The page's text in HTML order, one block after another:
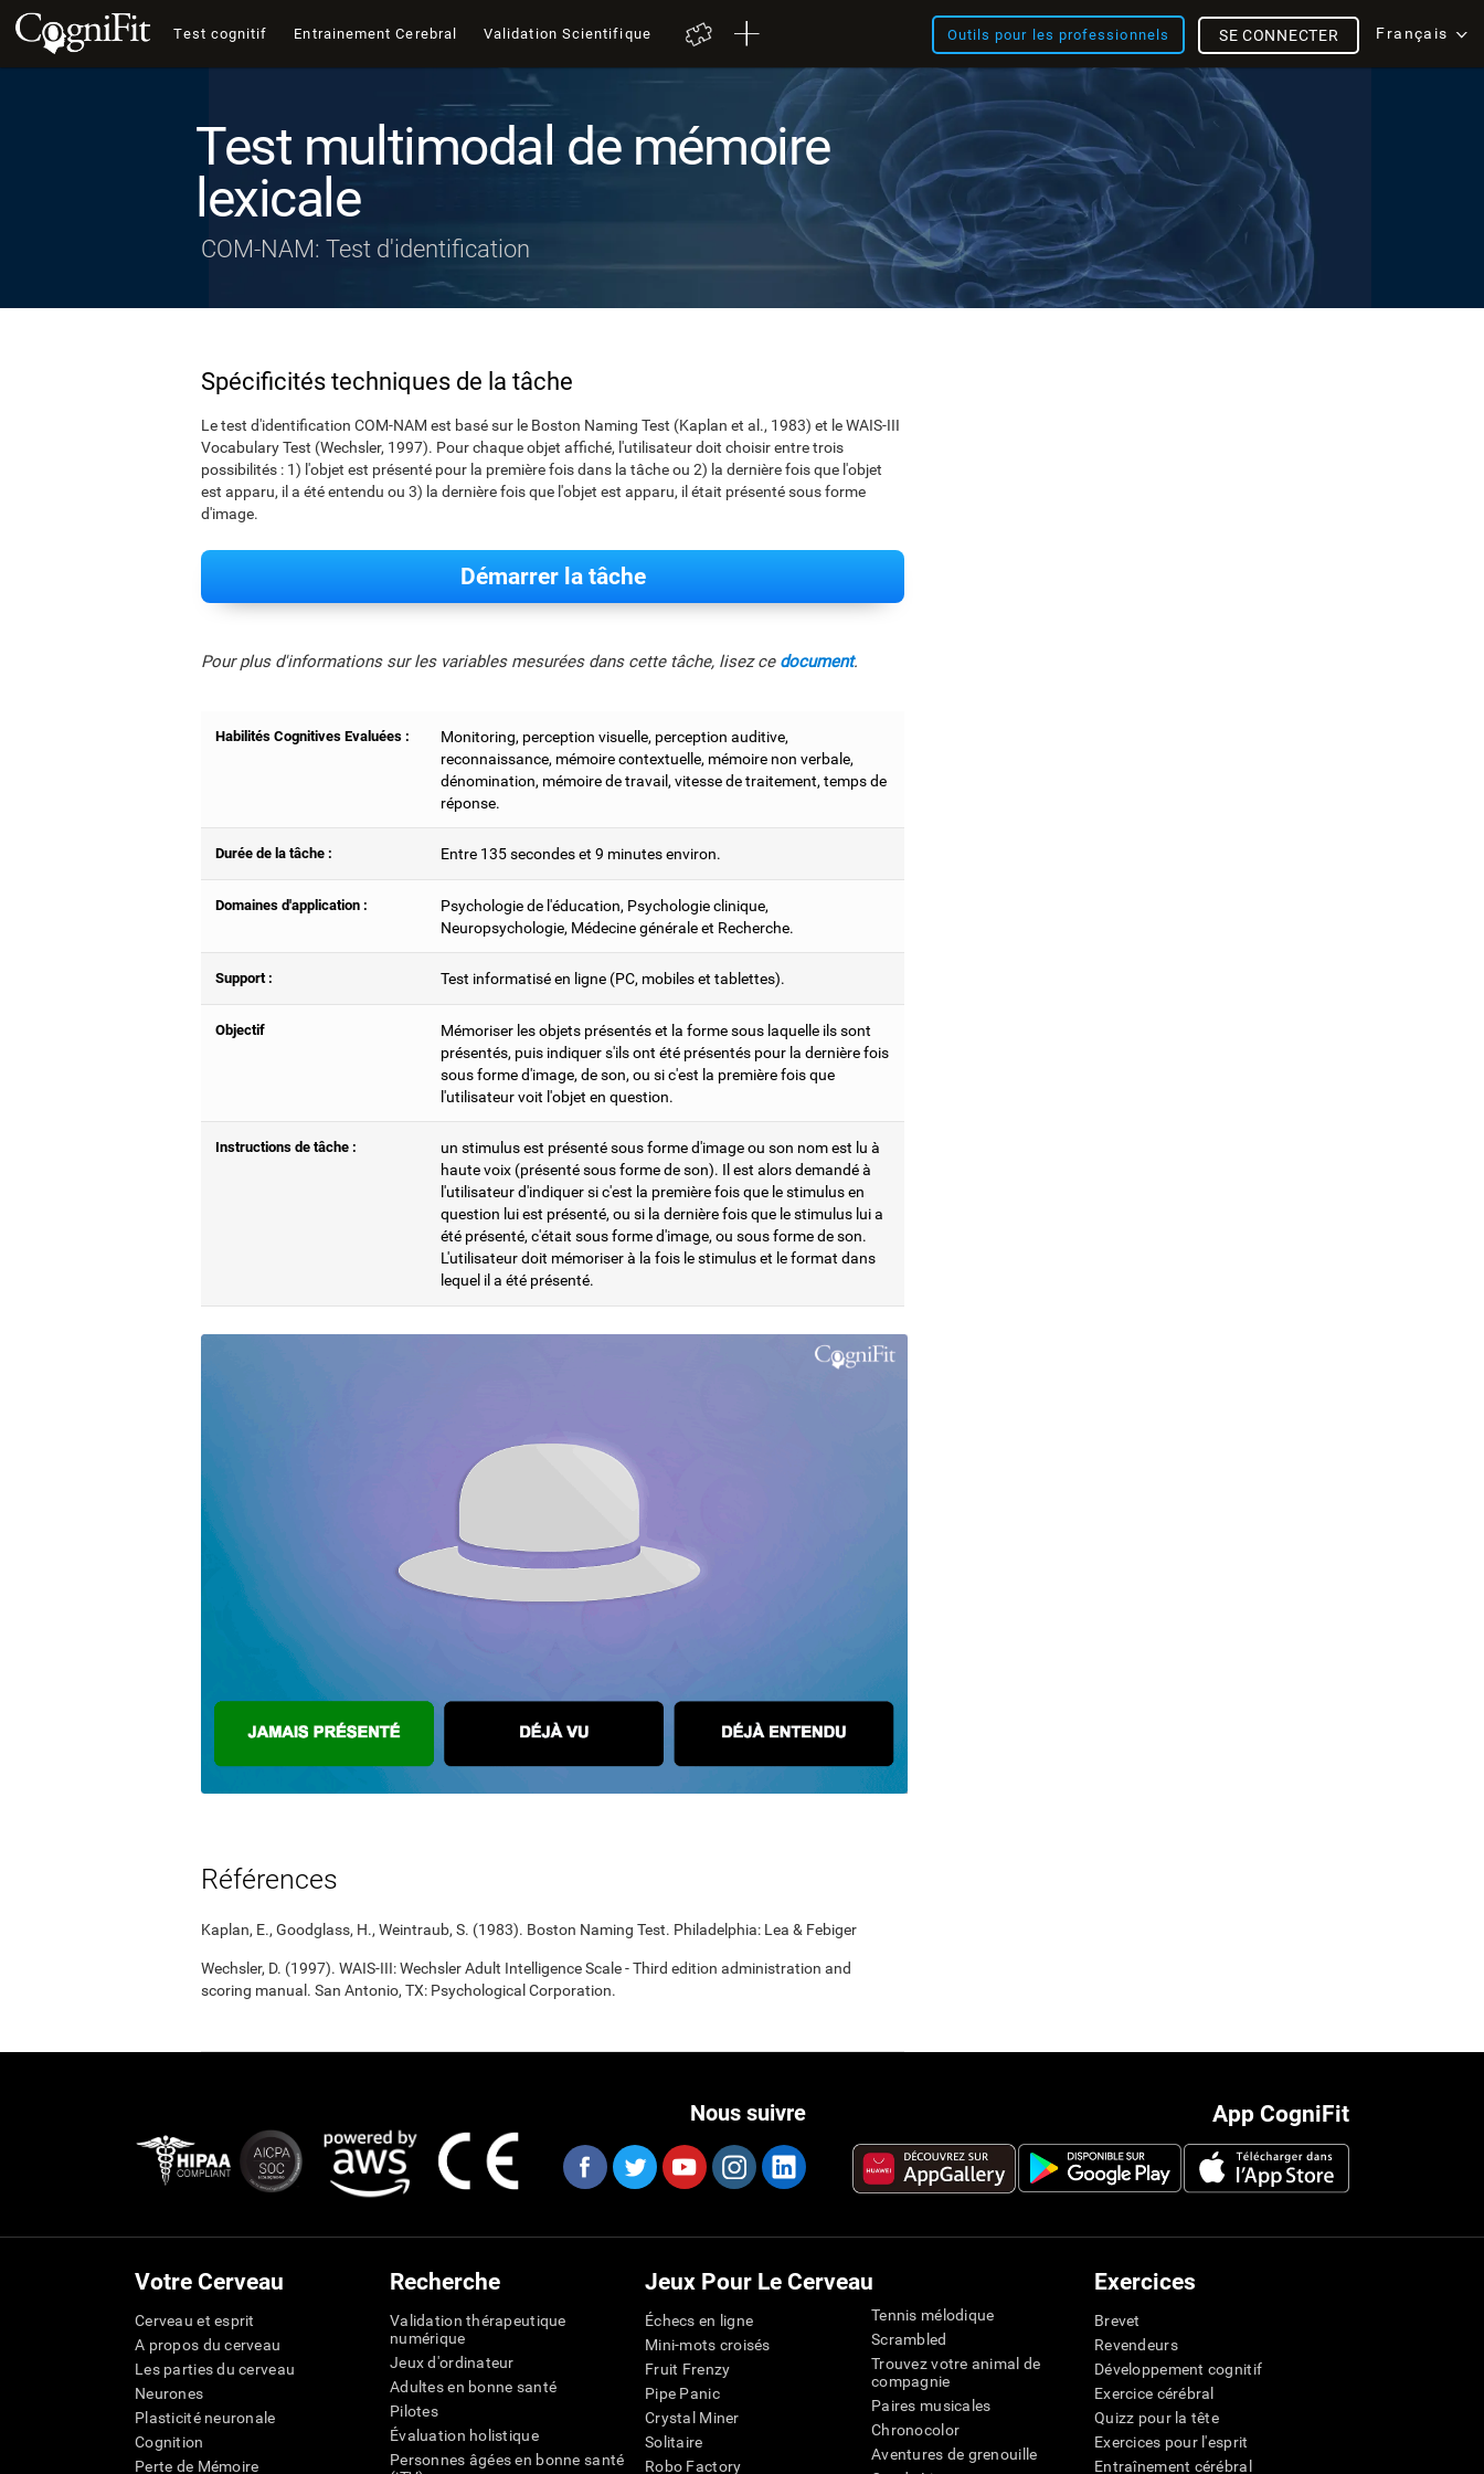
Test cognitif Entrainement Cerebral Validation Scientifique Outils pour les professionnels Français
SE CONNECTER
Test multimodal de mémoire
lexicale
COM-NAM: Test d'identification
Spécificités techniques de la tâche
Le test d'identification COM-NAM est basé sur le Boston Naming Test (Kaplan et al., 1983) et le WAIS-III
Vocabulary Test (Wechsler, 1997). Pour chaque objet affiché, l'utilisateur doit choisir entre trois
possibilités : 1) l'objet est présenté pour la première fois dans la tâche ou 2) la dernière fois que l'objet
est apparu, il a été entendu ou 3) la dernière fois que l'objet est apparu, il était présenté sous forme
d'image.
Démarrer la tâche
Pour plus d'informations sur les variables mesurées dans cette tâche, lisez ce document.
Habilités Cognitives Evaluées :
Monitoring, perception visuelle, perception auditive,
reconnaissance, mémoire contextuelle, mémoire non verbale,
dénomination, mémoire de travail, vitesse de traitement, temps de
réponse.
Durée de la tâche : Entre 135 secondes et 9 minutes environ.
Domaines d'application :
Psychologie de l'éducation, Psychologie clinique,
Neuropsychologie, Médecine générale et Recherche.
Support : Test informatisé en ligne (PC, mobiles et tablettes).
Objectif
Mémoriser les objets présentés et la forme sous laquelle ils sont
présentés, puis indiquer s'ils ont été présentés pour la dernière fois
sous forme d'image, de son, ou si c'est la première fois que
l'utilisateur voit l'objet en question.
Instructions de tâche :
un stimulus est présenté sous forme d'image ou son nom est lu à
haute voix (présenté sous forme de son). Il est alors demandé à
l'utilisateur d'indiquer si c'est la première fois que le stimulus en
question lui est présenté, ou si la dernière fois que le stimulus lui a
été présenté, c'était sous forme d'image, ou sous forme de son.
L'utilisateur doit mémoriser à la fois le stimulus et le format dans
lequel il a été présenté.
Références
Kaplan, E., Goodglass, H., Weintraub, S. (1983). Boston Naming Test. Philadelphia: Lea & Febiger
Wechsler, D. (1997). WAIS-III: Wechsler Adult Intelligence Scale - Third edition administration and
scoring manual. San Antonio, TX: Psychological Corporation.
App CogniFit
Nous suivre
Votre Cerveau
Cerveau et esprit
A propos du cerveau
Les parties du cerveau
Neurones
Plasticité neuronale
Cognition
Perte de Mémoire
Recherche
Validation thérapeutique
numérique
Jeux d'ordinateur
Adultes en bonne santé
Pilotes
Évaluation holistique
Personnes âgées en bonne santé
Jeux Pour Le Cerveau
Échecs en ligne
Mini-mots croisés
Fruit Frenzy
Pipe Panic
Crystal Miner
Solitaire
Robo Factory
Tennis mélodique
Scrambled
Trouvez votre animal de
compagnie
Paires musicales
Chronocolor
Aventures de grenouille
Exercices
Brevet
Revendeurs
Développement cognitif
Exercice cérébral
Quizz pour la tête
Exercices pour l'esprit
Entraînement cérébral